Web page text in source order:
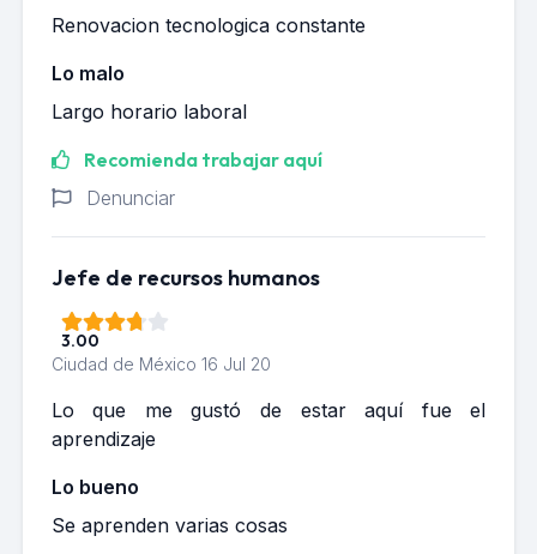
Renovacion tecnologica constante
Lo malo
Largo horario laboral
Recomienda trabajar aquí
Denunciar
Jefe de recursos humanos
3.00
Ciudad de México 16 Jul 20
Lo que me gustó de estar aquí fue el
aprendizaje
Lo bueno
Se aprenden varias cosas